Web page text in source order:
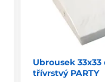
Ubrousek
třívrstvý PARTY